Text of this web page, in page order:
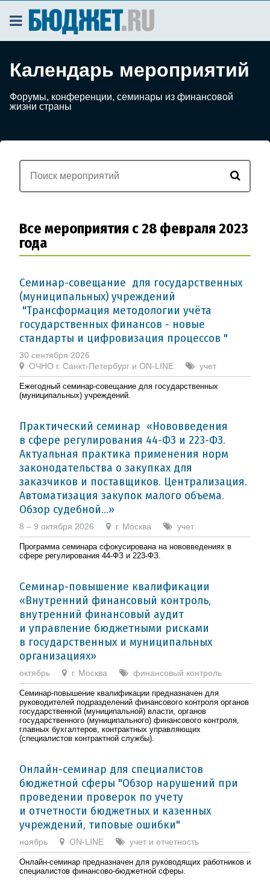
Календарь мероприятий
Форумы, конференции, семинары из финансовой
жизни страны
Все мероприятия с 28 февраля 2023
года
Семинар-совещание для государственных
(муниципальных) учреждений
"Трансформация методологии учёта
государственных финансов - новые
стандарты и цифровизация процессов "
30 сентября 2026
ОЧНО г. Санкт-Петербург и ON-LINE
учет
Ежегодный семинар-совещание для государственных
(муниципальных) учреждений.
Практический семинар «Нововведения
в сфере регулирования 44-ФЗ и 223-ФЗ.
Актуальная практика применения норм
законодательства о закупках для
заказчиков и поставщиков. Централизация.
Автоматизация закупок малого объема.
Обзор судебной...»
8 – 9 октября 2026 г. Москва учет
Программа семинара сфокусирована на нововведениях в
сфере регулирования 44-ФЗ и 223-ФЗ.
Семинар-повышение квалификации
«Внутренний финансовый контроль,
внутренний финансовый аудит
и управление бюджетными рисками
в государственных и муниципальных
организациях»
октябрь г. Москва финансовый контроль
Семинар-повышение квалификации предназначен для
руководителей подразделений финансового контроля органов
государственной (муниципальной) власти, органов
государственного (муниципального) финансового контроля,
главных бухгалтеров, контрактных управляющих
(специалистов контрактной службы).
Онлайн-семинар для специалистов
бюджетной сферы "Обзор нарушений при
проведении проверок по учету
и отчетности бюджетных и казенных
учреждений, типовые ошибки"
ноябрь ON-LINE учет и отчетность
Онлайн-семинар предназначен для руководящих работников и
специалистов финансово-бюджетной сферы.